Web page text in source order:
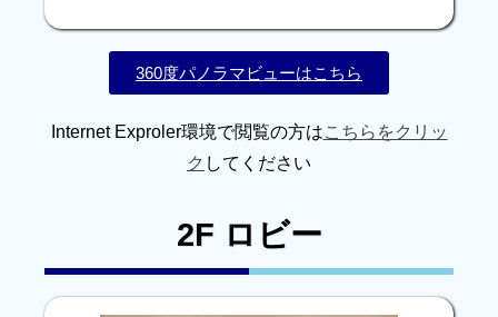
360度パノラマビューはこちら
Internet Exproler環境で閲覧の方はこちらをクリッ
ク してください
2F ロビー